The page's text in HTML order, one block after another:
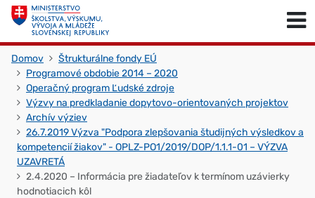
Skočiť na obsah
Domov
Štrukturálne fondy EÚ
Programové obdobie 2014 – 2020
Operačný program Ľudské zdroje
Výzvy na predkladanie dopytovo-orientovaných projektov
Archív výziev
26.7.2019 Výzva "Podpora zlepšovania študijných výsledkov a
kompetencií žiakov" - OPLZ-PO1/2019/DOP/1.1.1-01 – VÝZVA
UZAVRETÁ
2.4.2020 – Informácia pre žiadateľov k termínom uzávierky
hodnotiacich kôl
Skočiť na začiatok stránky